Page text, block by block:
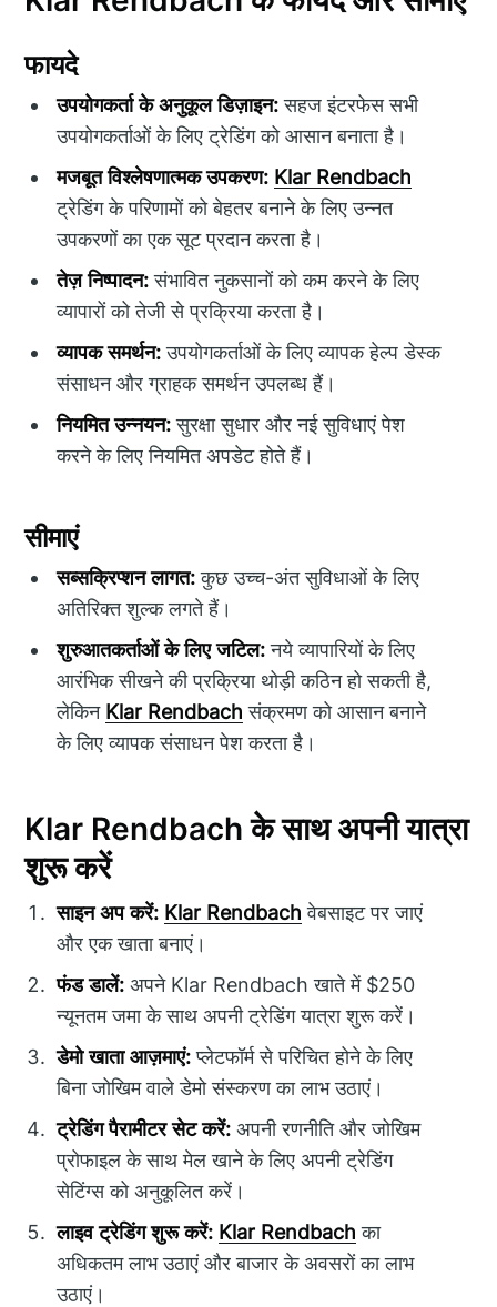
फायदे
उपयोगकर्ता के अनुकूल डिज़ाइन:सहज इंटरफेस सभी
उपयोगकर्ताओं के लिए ट्रेडिंग को आसान बनाता है।
मजबूत विश्लेषणात्मक उपकरण: Klar Rendbach
ट्रेडिंग के परिणामों को बेहतर बनाने के लिए उन्नत
उपकरणों का एक सूट प्रदान करता है।
तेज़ निष्पादन:संभावित नुकसानों को कम करने के लिए
व्यापारों को तेजी से प्रक्रिया करता है।
व्यापक समर्थन:उपयोगकर्ताओं के लिए व्यापक हेल्प डेस्क
संसाधन और ग्राहक समर्थन उपलब्ध हैं।
नियमित उन्नयन:सुरक्षा सुधार और नई सुविधाएं पेश
करने के लिए नियमित अपडेट होते हैं।
सीमाएं
सब्सक्रिप्शन लागत:कुछ उच्च-अंत सुविधाओं के लिए
अतिरिक्त शुल्क लगते हैं।
शुरुआतकर्ताओं के लिए जटिल:नये व्यापारियों के लिए
आरंभिक सीखने की प्रक्रिया थोड़ी कठिन हो सकती है,
लेकिन Klar Rendbach संक्रमण को आसान बनाने
के लिए व्यापक संसाधन पेश करता है।
Klar Rendbach के साथ अपनी यात्रा
शुरू करें
साइन अप करें: Klar Rendbach वेबसाइट पर जाएं
और एक खाता बनाएं।
फंड डालें: अपने Klar Rendbach खाते में $250
न्यूनतम जमा के साथ अपनी ट्रेडिंग यात्रा शुरू करें।
डेमो खाता आज़माएं:प्लेटफॉर्म से परिचित होने के लिए
बिना जोखिम वाले डेमो संस्करण का लाभ उठाएं।
ट्रेडिंग पैरामीटर सेट करें: अपनी रणनीति और जोखिम
प्रोफाइल के साथ मेल खाने के लिए अपनी ट्रेडिंग
सेटिंग्स को अनुकूलित करें।
लाइव ट्रेडिंग शुरू करें: Klar Rendbach का
अधिकतम लाभ उठाएं और बाजार के अवसरों का लाभ
उठाएं।